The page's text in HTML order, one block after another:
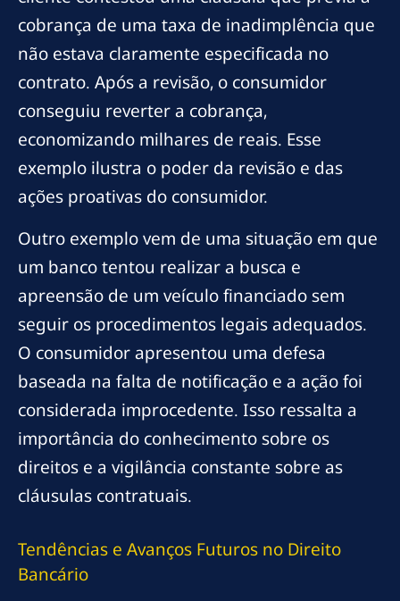
cobrança de uma taxa de inadimplência que
não estava claramente especificada no
contrato. Após a revisão, o consumidor
conseguiu reverter a cobrança,
economizando milhares de reais. Esse
exemplo ilustra o poder da revisão e das
ações proativas do consumidor.
Outro exemplo vem de uma situação em que
um banco tentou realizar a busca e
apreensão de um veículo financiado sem
seguir os procedimentos legais adequados.
O consumidor apresentou uma defesa
baseada na falta de notificação e a ação foi
considerada improcedente. Isso ressalta a
importância do conhecimento sobre os
direitos e a vigilância constante sobre as
cláusulas contratuais.
Tendências e Avanços Futuros no Direito
Bancário